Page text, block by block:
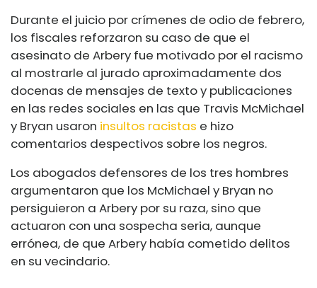
Durante el juicio por crímenes de odio de febrero,
los fiscales reforzaron su caso de que el
asesinato de Arbery fue motivado por el racismo
al mostrarle al jurado aproximadamente dos
docenas de mensajes de texto y publicaciones
en las redes sociales en las que Travis McMichael
y Bryan usaron insultos racistas e hizo
comentarios despectivos sobre los negros.
Los abogados defensores de los tres hombres
argumentaron que los McMichael y Bryan no
persiguieron a Arbery por su raza, sino que
actuaron con una sospecha seria, aunque
errónea, de que Arbery había cometido delitos
en su vecindario.